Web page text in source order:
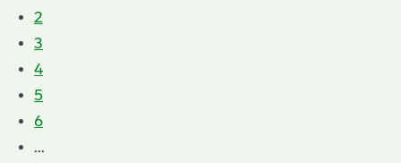
2
3
4
5
6
...